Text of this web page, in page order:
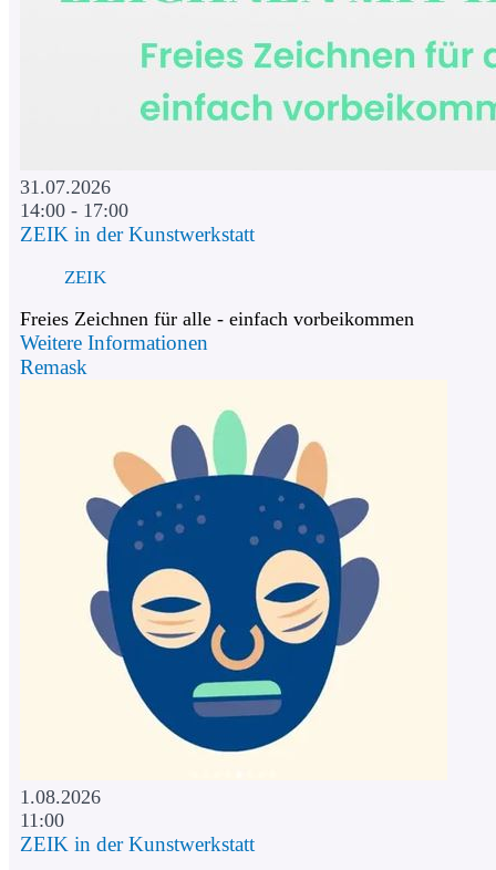
31.07.2026
14:00 - 17:00
ZEIK in der Kunstwerkstatt
ZEIK
Freies Zeichnen für alle - einfach vorbeikommen
Weitere Informationen
Remask
1.08.2026
11:00
ZEIK in der Kunstwerkstatt